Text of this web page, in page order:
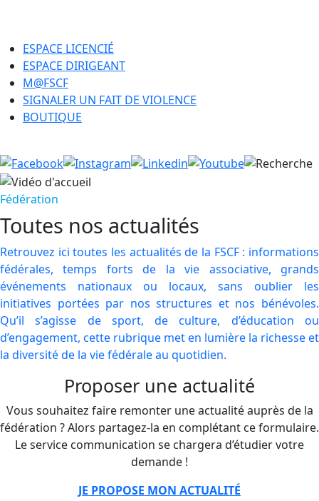
ESPACE LICENCIÉ
ESPACE DIRIGEANT
M@FSCF
SIGNALER UN FAIT DE VIOLENCE
BOUTIQUE
Fédération
Toutes nos actualités
Retrouvez ici toutes les actualités de la FSCF : informations
fédérales, temps forts de la vie associative, grands
événements nationaux ou locaux, sans oublier les
initiatives portées par nos structures et nos bénévoles.
Qu’il s’agisse de sport, de culture, d’éducation ou
d’engagement, cette rubrique met en lumière la richesse et
la diversité de la vie fédérale au quotidien.
Proposer une actualité
Vous souhaitez faire remonter une actualité auprès de la
fédération ? Alors partagez-la en complétant ce formulaire.
Le service communication se chargera d’étudier votre
demande !
JE PROPOSE MON ACTUALITÉ